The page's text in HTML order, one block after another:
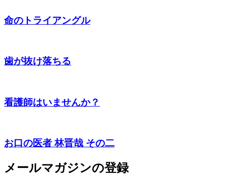
命のトライアングル
歯が抜け落ちる
看護師はいませんか？
お口の医者 林晋哉 その二
メールマガジンの登録